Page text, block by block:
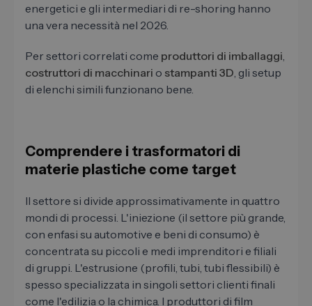
energetici e gli intermediari di re-shoring hanno
una vera necessità nel 2026.
Per settori correlati come produttori di imballaggi,
costruttori di macchinari o stampanti 3D, gli setup
di elenchi simili funzionano bene.
Comprendere i trasformatori di
materie plastiche come target
Il settore si divide approssimativamente in quattro
mondi di processi. L'iniezione (il settore più grande,
con enfasi su automotive e beni di consumo) è
concentrata su piccoli e medi imprenditori e filiali
di gruppi. L'estrusione (profili, tubi, tubi flessibili) è
spesso specializzata in singoli settori clienti finali
come l'edilizia o la chimica. I produttori di film